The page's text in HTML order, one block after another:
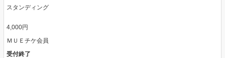
スタンディング
4,000円
ＭＵＥチケ会員
受付終了